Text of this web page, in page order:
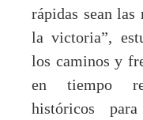
rápidas sean
la victoria”,
los caminos y
en tiempo
históricos